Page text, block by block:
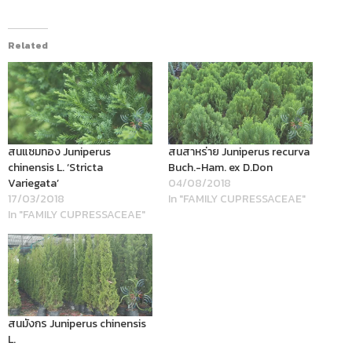
Related
สนแซมทอง Juniperus
chinensis L. ‘Stricta
Variegata’
17/03/2018
In "FAMILY CUPRESSACEAE"
สนสาหร่าย Juniperus recurva
Buch.-Ham. ex D.Don
04/08/2018
In "FAMILY CUPRESSACEAE"
สนมังกร Juniperus chinensis
L.